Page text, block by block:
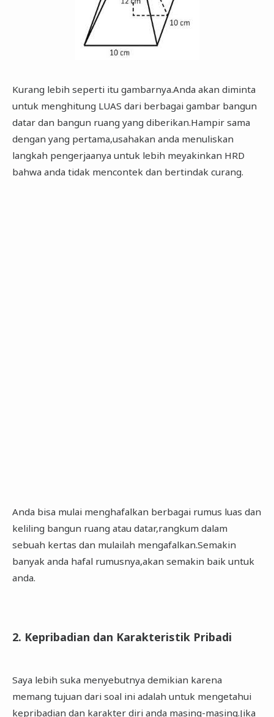
Kurang lebih seperti itu gambarnya.Anda akan diminta
untuk menghitung LUAS dari berbagai gambar bangun
datar dan bangun ruang yang diberikan.Hampir sama
dengan yang pertama,usahakan anda menuliskan
langkah pengerjaanya untuk lebih meyakinkan HRD
bahwa anda tidak mencontek dan bertindak curang.
Anda bisa mulai menghafalkan berbagai rumus luas dan
keliling bangun ruang atau datar,rangkum dalam
sebuah kertas dan mulailah mengafalkan.Semakin
banyak anda hafal rumusnya,akan semakin baik untuk
anda.
2. Kepribadian dan Karakteristik Pribadi
Saya lebih suka menyebutnya demikian karena
memang tujuan dari soal ini adalah untuk mengetahui
kepribadian dan karakter diri anda masing-masing.Jika